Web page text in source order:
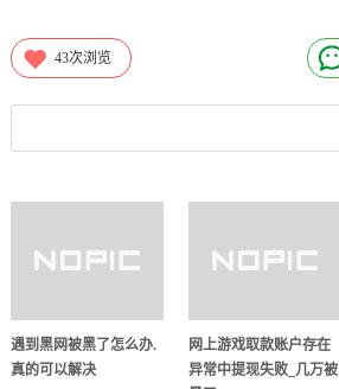
43次浏览
遇到黑网被黑了怎么办.
真的可以解决
网上游戏取款账户存在
异常中提现失败_几万被